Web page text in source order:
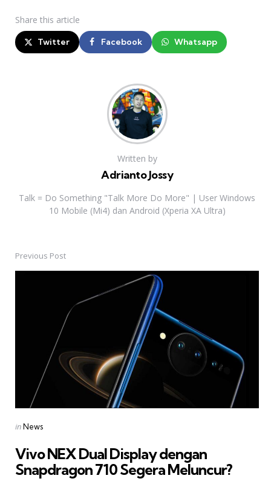
Share this article
Twitter Facebook Whatsapp
Written by
Adrianto Jossy
Talk = Do Something "Talk More Do More" | User Windows
10 Mobile (Mi4) dan Android (Xperia XA Ultra)
PostPrevious Post
Posted
inNews
Vivo NEX Dual Display dengan
Snapdragon 710 Segera Meluncur?